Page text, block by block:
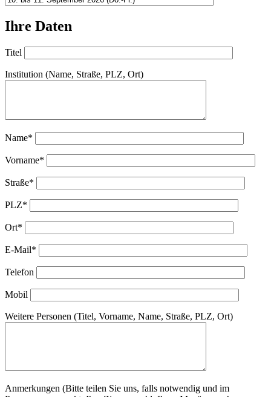
Ihre Daten
Titel
Institution (Name, Straße, PLZ, Ort)
Name*
Vorname*
Straße*
PLZ*
Ort*
E-Mail*
Telefon
Mobil
Weitere Personen (Titel, Vorname, Name, Straße, PLZ, Ort)
Anmerkungen (Bitte teilen Sie uns, falls notwendig und im